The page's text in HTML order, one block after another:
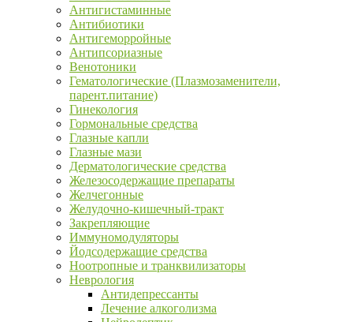
Антигистаминные
Антибиотики
Антигеморройные
Антипсориазные
Венотоники
Гематологические (Плазмозаменители,
парент.питание)
Гинекология
Гормональные средства
Глазные капли
Глазные мази
Дерматологические средства
Железосодержащие препараты
Желчегонные
Желудочно-кишечный-тракт
Закрепляющие
Иммуномодуляторы
Йодсодержащие средства
Ноотропные и транквилизаторы
Неврология
Антидепрессанты
Лечение алкоголизма